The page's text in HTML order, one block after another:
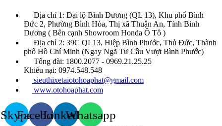
Địa chỉ 1: Đại lộ Bình Dương (QL 13), Khu phố Bình
Đức 2, Phường Bình Hòa, Thị xã Thuận An, Tỉnh Bình
Dương ( Bên cạnh Showroom Honda Ô Tô )
Địa chỉ 2: 39C QL13, Hiệp Bình Phước, Thủ Đức, Thành
phố Hồ Chí Minh (Ngay Ngã Tư Cầu Vượt Bình Phước)
Tổng đài: 1800.2077 - 0969.21.25.25
Khiếu nại: 0974.548.548
sieuthixetaiotohoaphat@gmail.com
www.otohoaphat.com
SkypeFacebookLinkedinWhatsapp